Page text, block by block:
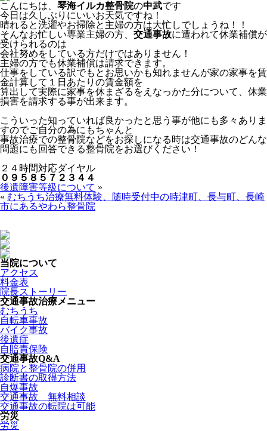
こんにちは、 琴海イルカ整骨院の中武です
今日は久しぶりにいいお天気ですね！
晴れると洗濯やお掃除と主婦の方は大忙しでしょうね！！
そんなお忙しい専業主婦の方、 交通事故に遭われて休業補償が
受けられるのは
会社努めをしている方だけではありません！
主婦の方でも休業補償は請求できます。
仕事をしている訳でもとお思いかも知れませんが家の家事を賃
金計算して１日あたりの賃金額を
算出して実際に家事を休まざるをえなっかた分について、休業
損害を請求する事が出来ます。
こういった知っていれば良かったと思う事が他にも多々ありま
すのでご自分の為にもちゃんと
事故治療での整骨院などをお探しになる時は交通事故のどんな
問題にも回答できる整骨院をお選びください！
２４時間対応ダイヤル
０９５８５７２３４４
後遺障害等級について »
« むちうち治療無料体験、随時受付中の時津町、長与町、長崎
市にあるやわら整骨院
当院について
アクセス
料金表
院長ストーリー
交通事故治療メニュー
むちうち
自転車事故
バイク事故
後遺症
自賠責保険
交通事故Q&A
病院と整骨院の併用
診断書の取得方法
自爆事故
交通事故 無料相談
交通事故の転院は可能
労災
労災